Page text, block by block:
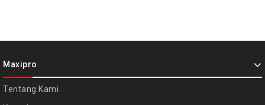
Maxipro
Tentang Kami